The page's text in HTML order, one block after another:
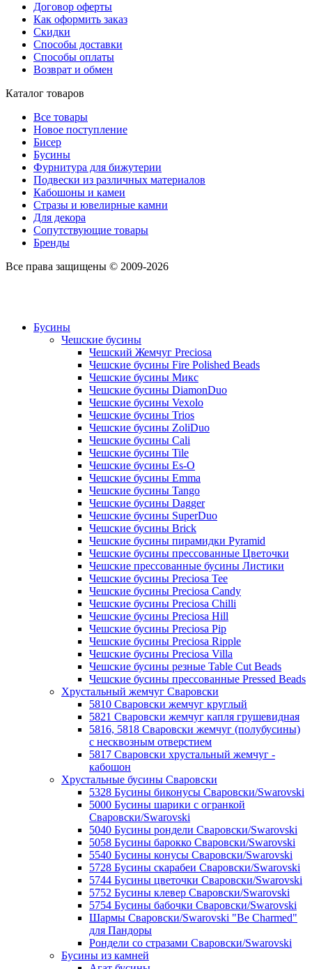
Договор оферты
Как оформить заказ
Скидки
Способы доставки
Способы оплаты
Возврат и обмен
Каталог товаров
Все товары
Новое поступление
Бисер
Бусины
Фурнитура для бижутерии
Подвески из различных материалов
Кабошоны и камеи
Стразы и ювелирные камни
Для декора
Сопутствующие товары
Бренды
Все права защищены © 2009-2026
Бусины
Чешские бусины
Чешский Жемчуг Preciosa
Чешские бусины Fire Polished Beads
Чешские бусины Микс
Чешские бусины DiamonDuo
Чешские бусины Vexolo
Чешские бусины Trios
Чешские бусины ZoliDuo
Чешские бусины Cali
Чешские бусины Tile
Чешские бусины Es-O
Чешские бусины Emma
Чешские бусины Tango
Чешские бусины Dagger
Чешские бусины SuperDuo
Чешские бусины Brick
Чешские бусины пирамидки Pyramid
Чешские бусины прессованные Цветочки
Чешские прессованные бусины Листики
Чешские бусины Preciosa Tee
Чешские бусины Preciosa Candy
Чешские бусины Preciosa Chilli
Чешские бусины Preciosa Hill
Чешские бусины Preciosa Pip
Чешские бусины Preciosa Ripple
Чешские бусины Preciosa Villa
Чешские бусины резные Table Cut Beads
Чешские бусины прессованные Pressed Beads
Хрустальный жемчуг Сваровски
5810 Сваровски жемчуг круглый
5821 Сваровски жемчуг капля грушевидная
5816, 5818 Сваровски жемчуг (полубусины)
с несквозным отверстием
5817 Сваровски хрустальный жемчуг -
кабошон
Хрустальные бусины Сваровски
5328 Бусины биконусы Сваровски/Swarovski
5000 Бусины шарики с огранкой
Сваровски/Swarovski
5040 Бусины рондели Сваровски/Swarovski
5058 Бусины барокко Сваровски/Swarovski
5540 Бусины конусы Сваровски/Swarovski
5728 Бусины скарабеи Сваровски/Swarovski
5744 Бусины цветочки Сваровски/Swarovski
5752 Бусины клевер Сваровски/Swarovski
5754 Бусины бабочки Сваровски/Swarovski
Шармы Сваровски/Swarovski "Be Charmed"
для Пандоры
Рондели со стразами Сваровски/Swarovski
Бусины из камней